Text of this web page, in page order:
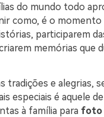
do mundo todo
como, é o momento
participarem
memórias que
tradições e alegrias,
especiais é aquele
à família para foto